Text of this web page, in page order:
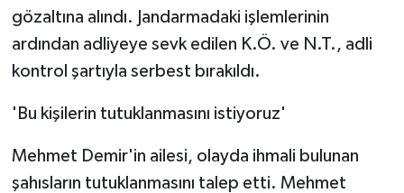
gözaltına alındı. Jandarmadaki işlemlerinin
ardından adliyeye sevk edilen K.Ö. ve N.T., adli
kontrol şartıyla serbest bırakıldı.
'Bu kişilerin tutuklanmasını istiyoruz'
Mehmet Demir'in ailesi, olayda ihmali bulunan
şahısların tutuklanmasını talep etti. Mehmet